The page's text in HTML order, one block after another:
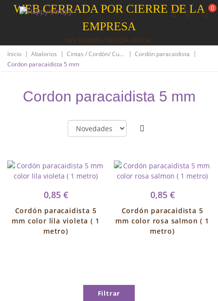
WEB CERRADA POR CIERRE DE LA
EMPRESA
NO SOMOS TIENDA FISICA
0
Inicio | Abalorios | Cintas / Cordón/ Cuero | Cordón paracaidista
|
Cordon paracaidista 5 mm
Cordon paracaidista 5 mm
0,85 €
Cordón paracaidista 5
mm color lila violeta ( 1
metro)
0,85 €
Cordón paracaidista 5
mm color rosa salmon ( 1
metro)
Filtrar